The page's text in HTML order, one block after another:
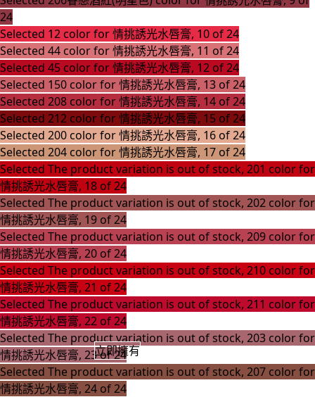
立即擁有
24
Selected 12 color for 情挑誘光水唇膏, 10 of 24
Selected 44 color for 情挑誘光水唇膏, 11 of 24
Selected 45 color for 情挑誘光水唇膏, 12 of 24
Selected 150 color for 情挑誘光水唇膏, 13 of 24
Selected 208 color for 情挑誘光水唇膏, 14 of 24
Selected 212 color for 情挑誘光水唇膏, 15 of 24
Selected 200 color for 情挑誘光水唇膏, 16 of 24
Selected 204 color for 情挑誘光水唇膏, 17 of 24
Selected The product variation is out of stock, 201 color for
情挑誘光水唇膏, 18 of 24
Selected The product variation is out of stock, 202 color for
情挑誘光水唇膏, 19 of 24
Selected The product variation is out of stock, 209 color for
情挑誘光水唇膏, 20 of 24
Selected The product variation is out of stock, 210 color for
情挑誘光水唇膏, 21 of 24
Selected The product variation is out of stock, 211 color for
情挑誘光水唇膏, 22 of 24
Selected The product variation is out of stock, 203 color for
情挑誘光水唇膏, 23 of 24
Selected The product variation is out of stock, 207 color for
情挑誘光水唇膏, 24 of 24